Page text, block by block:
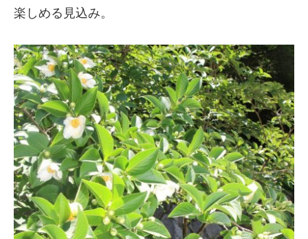
楽しめる見込み。